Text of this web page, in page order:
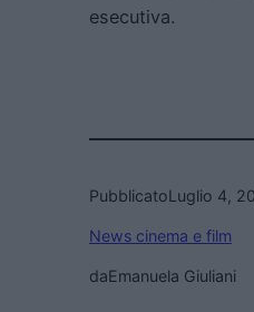
esecutiva.
PubblicatoLuglio 4,
News cinema e film
daEmanuela Giuliani